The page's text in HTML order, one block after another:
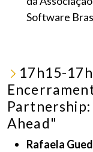
Software
17h15-
Ahead"
Rafaela